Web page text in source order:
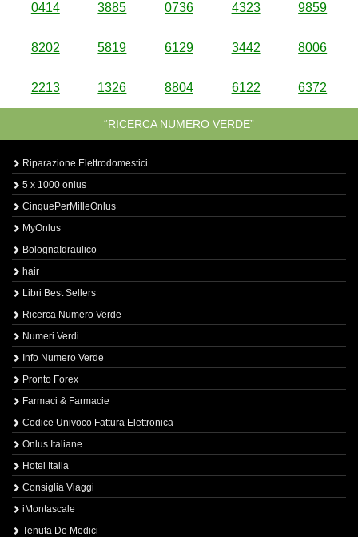
0414 3885 0736 4323 9859
8202 5819 6129 3442 8006
2213 1326 8804 6122 6372
“RICERCA NUMERO VERDE”
Riparazione Elettrodomestici
5 x 1000 onlus
CinquePerMilleOnlus
MyOnlus
BolognaIdraulico
hair
Libri Best Sellers
Ricerca Numero Verde
Numeri Verdi
Info Numero Verde
Pronto Forex
Farmaci & Farmacie
Codice Univoco Fattura Elettronica
Onlus Italiane
Hotel Italia
Consiglia Viaggi
iMontascale
Tenuta De Medici